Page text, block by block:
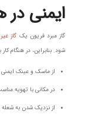
ایمنی در
گاز مبرد فریون یک گاز
شود. بنابراین، در هنگام
از ماسک و عینک ایمنی
در مکانی با تهویه
از نزدیک شدن به شعله